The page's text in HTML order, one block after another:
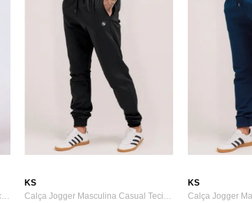
Calça Jogger Masculina KS Slim Tecido Dr...
KS
Calça Jogger Masculina Casual Tecido Tac...
KS